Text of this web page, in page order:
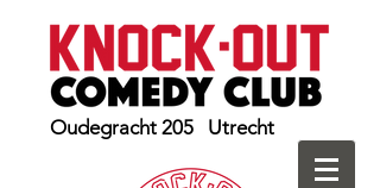
Oudegracht 205 Utrecht